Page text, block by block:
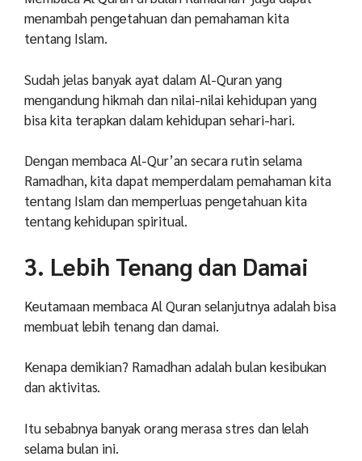
menambah pengetahuan dan pemahaman kita
tentang Islam.
Sudah jelas banyak ayat dalam Al-Quran yang
mengandung hikmah dan nilai-nilai kehidupan yang
bisa kita terapkan dalam kehidupan sehari-hari.
Dengan membaca Al-Qur’an secara rutin selama
Ramadhan, kita dapat memperdalam pemahaman kita
tentang Islam dan memperluas pengetahuan kita
tentang kehidupan spiritual.
3. Lebih Tenang dan Damai
Keutamaan membaca Al Quran selanjutnya adalah bisa
membuat lebih tenang dan damai.
Kenapa demikian? Ramadhan adalah bulan kesibukan
dan aktivitas.
Itu sebabnya banyak orang merasa stres dan lelah
selama bulan ini.